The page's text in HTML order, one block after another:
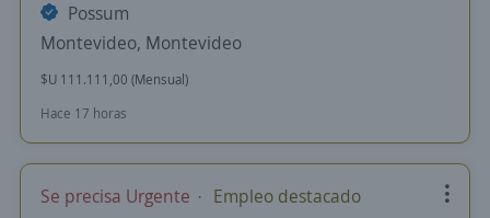
Possum
Montevideo, Montevideo
$U 111.111,00 (Mensual)
Hace 17 horas
Se precisa Urgente Empleo destacado